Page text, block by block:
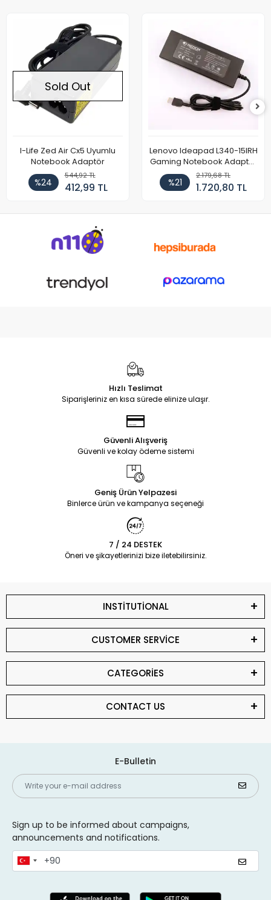
Sold Out
I-Life Zed Air Cx5 Uyumlu
Notebook Adaptör
%24
544,92 TL
412,99 TL
Lenovo Ideapad L340-15IRH
Gaming Notebook Adaptör
Cihazı Şarj Aleti (150W)
%21
2.179,68 TL
1.720,80 TL
Hızlı Teslimat
Siparişleriniz en kısa sürede elinize ulaşır.
Güvenli Alışveriş
Güvenli ve kolay ödeme sistemi
Geniş Ürün Yelpazesi
Binlerce ürün ve kampanya seçeneği
7 / 24 DESTEK
Öneri ve şikayetlerinizi bize iletebilirsiniz.
INSTİTUTİONAL
CUSTOMER SERVİCE
CATEGORİES
CONTACT US
E-Bulletin
Sign up to be informed about campaigns,
announcements and notifications.